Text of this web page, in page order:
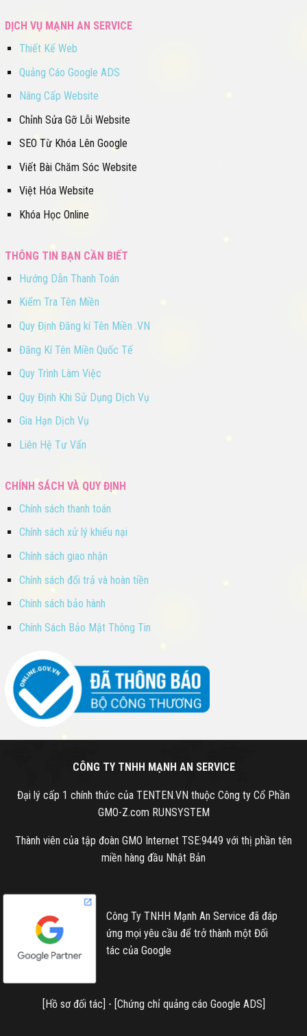
DỊCH VỤ MẠNH AN SERVICE
Thiết Kế Web
Quảng Cáo Google ADS
Nâng Cấp Website
Chỉnh Sửa Gỡ Lỗi Website
SEO Từ Khóa Lên Google
Viết Bài Chăm Sóc Website
Việt Hóa Website
Khóa Học Online
THÔNG TIN BẠN CẦN BIẾT
Hướng Dẫn Thanh Toán
Kiểm Tra Tên Miền
Quy Định Đăng kí Tên Miền .VN
Đăng Kí Tên Miền Quốc Tế
Quy Trình Làm Việc
Quy Định Khi Sử Dụng Dịch Vụ
Gia Hạn Dịch Vụ
Liên Hệ Tư Vấn
CHÍNH SÁCH VÀ QUY ĐỊNH
Chính sách thanh toán
Chính sách xử lý khiếu nại
Chính sách giao nhận
Chính sách đổi trả và hoàn tiền
Chính sách bảo hành
Chính Sách Bảo Mật Thông Tin
CÔNG TY TNHH MẠNH AN SERVICE
Đại lý cấp 1 chính thức của TENTEN.VN thuộc Công ty Cổ Phần
GMO-Z.com RUNSYSTEM
Thành viên của tập đoàn GMO Internet TSE:9449 với thị phần tên
miền hàng đầu Nhật Bản
Công Ty TNHH Mạnh An Service đã đáp
ứng mọi yêu cầu để trở thành một Đối
tác của Google
Hồ sơ đối tác ] - [ Chứng chỉ quảng cáo Google ADS